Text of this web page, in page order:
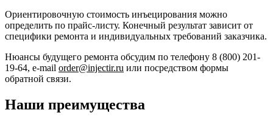
Ориентировочную стоимость инъецирования можно
определить по прайс-листу. Конечный результат зависит от
специфики ремонта и индивидуальных требований заказчика.
Нюансы будущего ремонта обсудим по телефону 8 (800) 201-
19-64, e-mail order@injectir.ru или посредством формы
обратной связи.
Наши преимущества